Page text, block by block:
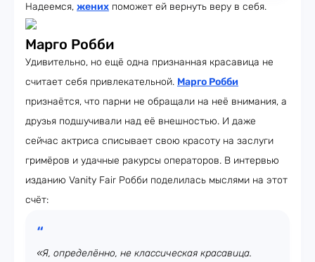
Надеемся, жених поможет ей вернуть веру в себя.
Марго Робби
Удивительно, но ещё одна признанная красавица не
считает себя привлекательной. Марго Робби
признаётся, что парни не обращали на неё внимания, а
друзья подшучивали над её внешностью. И даже
сейчас актриса списывает свою красоту на заслуги
гримёров и удачные ракурсы операторов. В интервью
изданию Vanity Fair Робби поделилась мыслями на этот
счёт:
«Я, определённо, не классическая красавица.